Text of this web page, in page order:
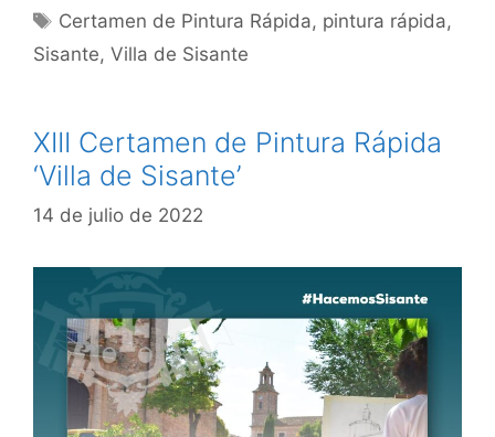
Certamen de Pintura Rápida, pintura rápida,
Sisante, Villa de Sisante
XIII Certamen de Pintura Rápida
‘Villa de Sisante’
14 de julio de 2022